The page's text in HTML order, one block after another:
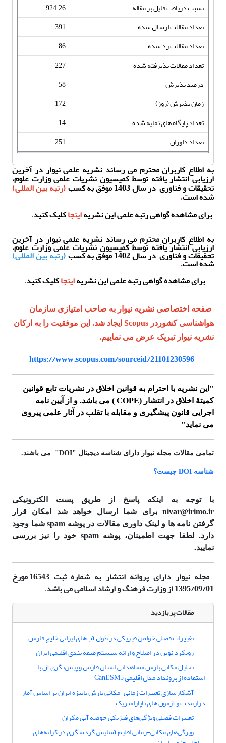
نسبت دریافت فایل بر مقاله
924.26
تعداد مقالات ارسال شده
391
تعداد مقالات رد شده
86
تعداد مقالات پذیرفته شده
227
درصد پذیرش
58
زمان پذیرش (روز)
172
تعداد پایگاه های نمایه شده
14
تعداد داوران
251
به اطلاع کاربران محترم می رساند نشریه علمی نیوار در آخرین
ارزیابی انتشار یافته توسط کمیسیون نشریات علمی وزارت علوم،
تحقیقات و فناوری در سال 1403 موفق به کسب (رتبه بین المللی)
شده است.
برای مشاهده گواهی رتبه علمی این نشریهاینجاکلیک کنید.
به اطلاع کاربران محترم می رساند نشریه علمی نیوار در آخرین
ارزیابی انتشار یافته توسط کمیسیون نشریات علمی وزارت علوم،
تحقیقات و فناوری در سال 1402 موفق به کسب (رتبه بین المللی)
شده است.
برای مشاهده گواهی رتبه علمی این نشریهاینجاکلیککنید.
صفحه اختصاصی نشریه نیوار به صاحب امتیازی سازمان
هواشناسی کشوردر Scopus ایجاد شد. این موفقیت را به ارکان
نشریه نیوار تبریک عرض می نماییم.
https://www.scopus.com/sourceid/21101230596
"این نشریه با احترام به قوانین اخلاق در نشریات تابع قوانین
کمیتۀ اخلاق در انتشار (COPE ) می باشد.
و از آیین نامه
اجرایی قانون پیشگیری و مقابله با تقلب در آثار علمی پیروی
می نماید"
تمامی مقالات مجله نیوار دارای شناسه دیجیتال "DOI" می باشند.
شناسه DOI چیست؟
با توجه به اینکه پاسخ از طریق پست الکترونیکی
nivar@irimo.ir برای شما ارسال خواهد شد امکان قرار
گرفتن نامه ها و لینک داوری مقالات در پوشه spam شما وجود
دارد.
لطفا جهت اطمینان، پوشه spam خود را نیز بررسی
نمایید.
مجله نیوار دارای پروانه انتشار به شماره ثبت 16543 مورخ
1395/09/01 از وزارت فرهنگ و ارشاد اسلامی می باشد.
مقالات پر بازدید
تغییرات فصلی خواص فیزیکی در طول آب‌های ایرانی خلیج فارس
رویکرد نوین در اصلاح و ارائه سیستم طبقه بندی اقلیمی ایران
تحلیل مکانی بارش مشاهداتی استان فارس و پیش‌نگری آن با
استفاده از برونداد مدل اقلیمی CanESM5
آشکارسازی تغییرات زمانی-مکانی بارش پاییزه ایران بر اساس آمار
درازمدت و آزمون های ناپارامتریک
تغییرات فصلی ویژگی‌های فیزیکی حوضه آبی مکران
ویژگی‌های مکانی-زمانی اقلیم آسایش گردشگری در کرانه‌های